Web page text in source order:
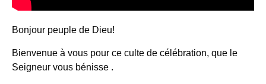
Bonjour peuple de Dieu!
Bienvenue à vous pour ce culte de célébration, que le
Seigneur vous bénisse .